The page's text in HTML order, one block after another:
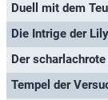
Duell mit dem
Die Intrige der
Der
Tempel der